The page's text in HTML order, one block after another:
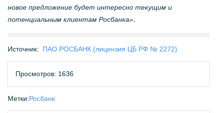
новое предложение будет интересно текущим и
потенциальным клиентам Росбанка».
Источник: ПАО РОСБАНК (лицензия ЦБ РФ № 2272)
Просмотров: 1636
Метки:Росбанк